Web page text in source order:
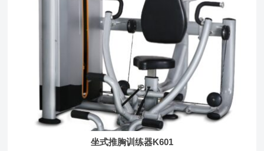
坐式推胸训练器K601